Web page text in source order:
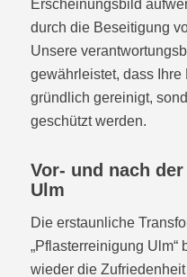
Erscheinungsbild
durch die Beseitigung
Unsere
gewährleistet, dass
gründlich gereinigt,
geschützt werden.
Vor- und nach
Ulm
Die erstaunliche
„Pflasterreinigung Ulm“
wieder die